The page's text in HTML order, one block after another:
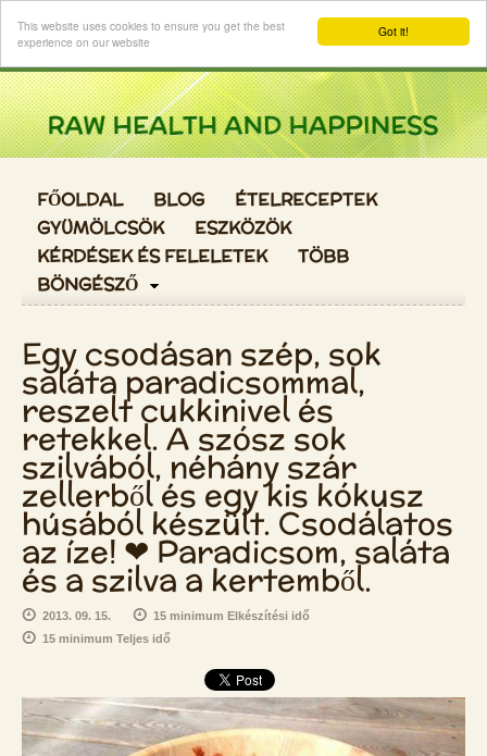
Got it!
This website uses cookies to ensure you get the best
experience on our website
Login
FŐOLDAL BLOG
ÉTELRECEPTEK
GYÜMÖLCSÖK
ESZKÖZÖK
KÉRDÉSEK ÉS FELELETEK
TÖBB
BÖNGÉSZŐ
Egy csodásan szép, sok
saláta paradicsommal,
reszelt cukkinivel és
retekkel. A szósz sok
szilvából, néhány szár
zellerből és egy kis kókusz
húsából készült. Csodálatos
az íze! ❤ Paradicsom, saláta
és a szilva a kertemből.
2013. 09. 15.
15 minimum Elkészítési idő
15 minimum Teljes idő